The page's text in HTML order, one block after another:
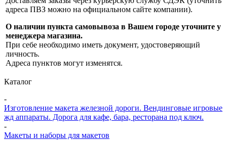
адреса ПВЗ можно на официальном сайте компании).
О наличии пункта самовывоза в Вашем городе уточните у
менеджера магазина.
При себе необходимо иметь документ, удостоверяющий
личность.
Адреса пунктов могут изменятся.
Каталог
-
Изготовление макета железной дороги. Вендинговые игровые
жд аппараты. Дорога для кафе, бара, ресторана под ключ.
-
Макеты и наборы для макетов